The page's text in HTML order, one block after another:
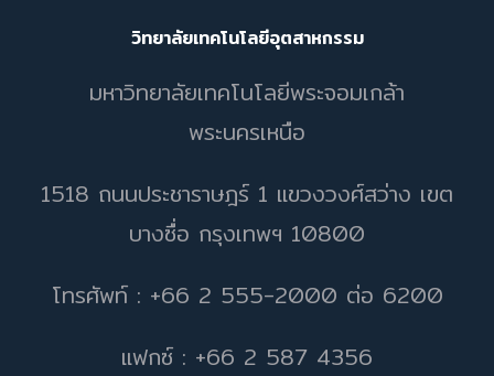
วิทยาลัยเทคโนโลยีอุตสาหกรรม
มหาวิทยาลัยเทคโนโลยีพระจอมเกล้า
พระนครเหนือ
1518 ถนนประชาราษฎร์ 1 แขวงวงศ์สว่าง เขต
บางซื่อ กรุงเทพฯ 10800
โทรศัพท์ : +66 2 555-2000 ต่อ 6200
แฟกซ์ : +66 2 587 4356